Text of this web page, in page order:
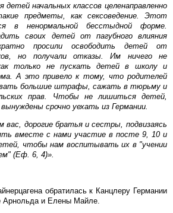
начальных классов целенаправленно
предметы, как сексоведение. Этот
в ненормальной бесстыдной форме.
своих детей от пагубного влияния
но получали отказы. Им ничего не
А это привело к тому, что родителей
тюрьму и
прав. Чтобы не лишиться детей,
некоторые семьи были вынуждены срочно уехать из Германии.
дорогие братья и сестры, подвизаясь
вместе с нами участие в посте 9, 10 и
чтобы нам воспитывать их в "учении
(Еф. 6, 4)».
обратилась к Канцлеру Германии
Арнольда и Елены Майле.